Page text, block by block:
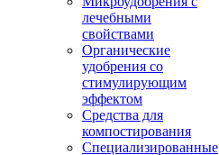
лечебными
свойствами
Органические
удобрения со
стимулирующим
эффектом
Средства для
компостирования
Специализированные